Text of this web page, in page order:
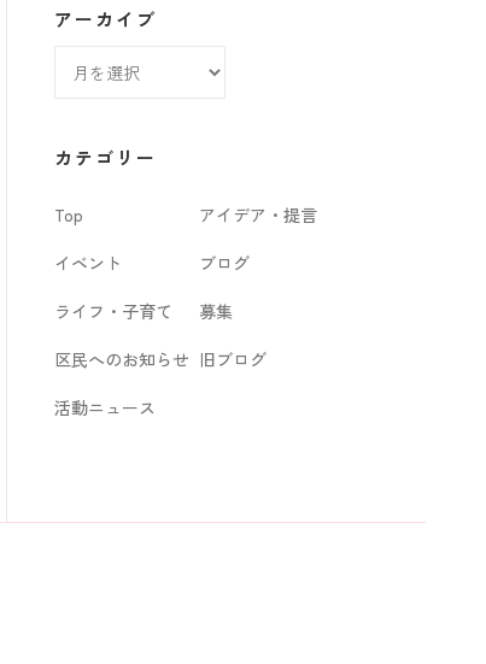
アーカイブ
ブ
カテゴリー
Top
アイデア・提言
イベント
ブログ
ライフ・子育て
募集
区民へのお知らせ 旧ブログ
活動ニュース